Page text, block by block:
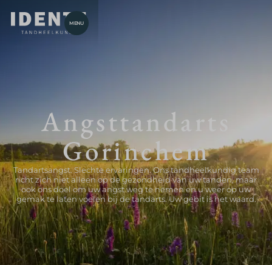
MENU
Angsttandarts
Gorinchem
Tandartsangst. Slechte ervaringen. Ons tandheelkundig team
richt zich niet alleen op de gezondheid van uw tanden, maar
ook ons doel om uw angst weg te nemen en u weer op uw
gemak te laten voelen bij de tandarts. Uw gebit is het waard.